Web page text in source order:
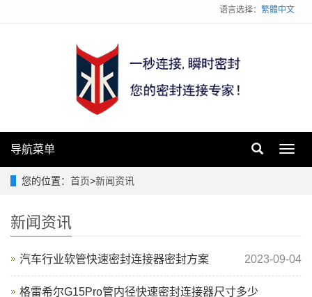
语言选择： 繁體中文
导航菜单
您的位置： 首页>新闻资讯
新闻资讯
汽车行业软管快速密封连接器密封方案 2023-09-04
格雷希尔G15Pro管内径快速密封连接器尺寸多少